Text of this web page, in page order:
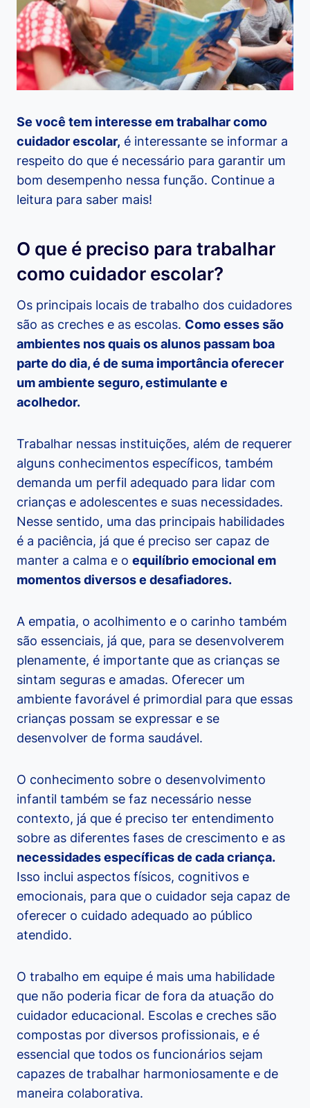
Se você tem interesse em trabalhar como
cuidador escolar, é interessante se informar a
respeito do que é necessário para garantir um
bom desempenho nessa função. Continue a
leitura para saber mais!
O que é preciso para trabalhar
como cuidador escolar?
Os principais locais de trabalho dos cuidadores
são as creches e as escolas. Como esses são
ambientes nos quais os alunos passam boa
parte do dia, é de suma importância oferecer
um ambiente seguro, estimulante e
acolhedor.
Trabalhar nessas instituições, além de requerer
alguns conhecimentos específicos, também
demanda um perfil adequado para lidar com
crianças e adolescentes e suas necessidades.
Nesse sentido, uma das principais habilidades
é a paciência, já que é preciso ser capaz de
manter a calma e o equilíbrio emocional em
momentos diversos e desafiadores.
A empatia, o acolhimento e o carinho também
são essenciais, já que, para se desenvolverem
plenamente, é importante que as crianças se
sintam seguras e amadas. Oferecer um
ambiente favorável é primordial para que essas
crianças possam se expressar e se
desenvolver de forma saudável.
O conhecimento sobre o desenvolvimento
infantil também se faz necessário nesse
contexto, já que é preciso ter entendimento
sobre as diferentes fases de crescimento e as
necessidades específicas de cada criança.
Isso inclui aspectos físicos, cognitivos e
emocionais, para que o cuidador seja capaz de
oferecer o cuidado adequado ao público
atendido.
O trabalho em equipe é mais uma habilidade
que não poderia ficar de fora da atuação do
cuidador educacional. Escolas e creches são
compostas por diversos profissionais, e é
essencial que todos os funcionários sejam
capazes de trabalhar harmoniosamente e de
maneira colaborativa.